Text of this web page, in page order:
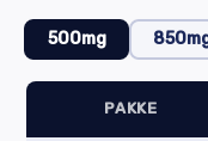
500mg
PAKKE